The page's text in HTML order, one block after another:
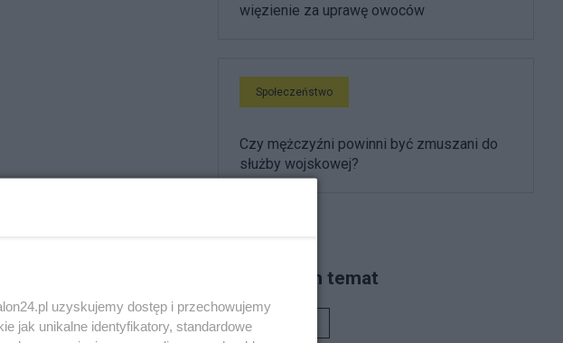
więzienie za uprawę owoców
Społeczeństwo
Czy mężczyźni powinni być zmuszani do
służby wojskowej?
Piszą na ten temat
uzyskujemy dostęp i przechowujemy
jak unikalne identyfikatory, standardowe